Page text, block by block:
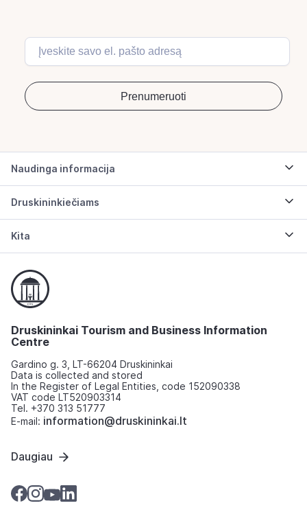
Naudinga informacija
Druskininkiečiams
Kita
Druskininkai Tourism and Business Information
Centre
Gardino g. 3, LT-66204 Druskininkai
Data is collected and stored
In the Register of Legal Entities, code 152090338
VAT code LT520903314
Tel. +370 313 51777
E-mail: information@druskininkai.lt
Daugiau